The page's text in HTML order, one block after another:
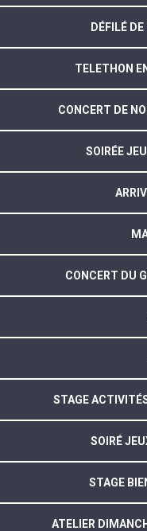
DÉFILÉ
TELETHON
CONCERT DE
SOIRÉE
CONCERT DU
STAGE
SOIRÉ
STAGE
ATELIER